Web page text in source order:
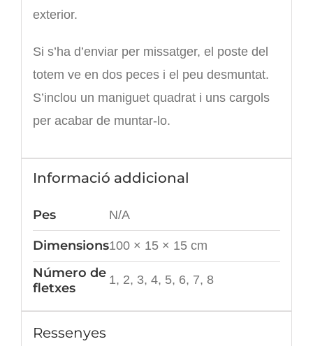
exterior.
Si s’ha d’enviar per missatger, el poste del
totem ve en dos peces i el peu desmuntat.
S’inclou un maniguet quadrat i uns cargols
per acabar de muntar-lo.
Informació addicional
Pes N/A
Dimensions100 × 15 × 15 cm
Número de
fletxes
1, 2, 3, 4, 5, 6, 7, 8
Ressenyes